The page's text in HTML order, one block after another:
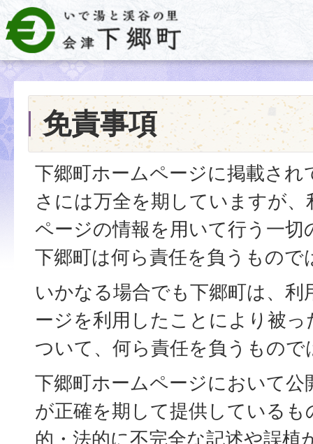
免責事項
下郷町ホームページに掲載され
さには万全を期していますが
ページの情報を用いて行う一切
下郷町は何ら責任を負うもので
いかなる場合でも下郷町は、利
ージを利用したことにより被
ついて、何ら責任を負うもの
下郷町ホームページにおいて公
が正確を期して提供しているも
的・法的に不完全な記述や誤植